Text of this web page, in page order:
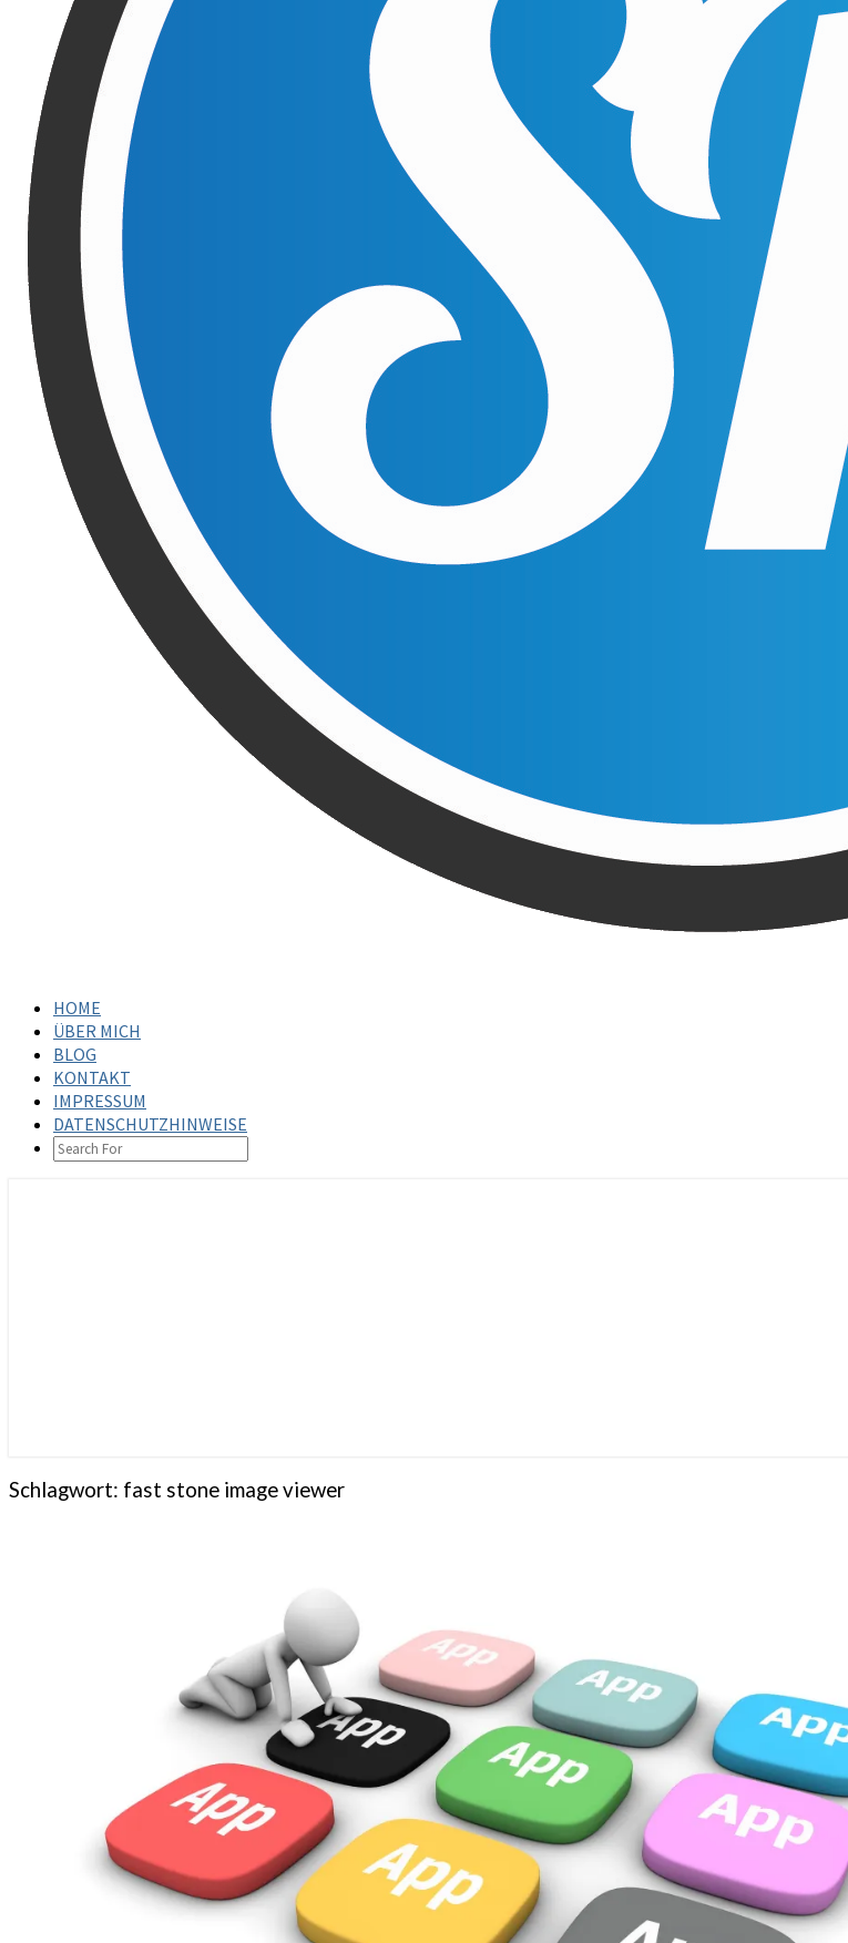
HOME
ÜBER MICH
BLOG
KONTAKT
IMPRESSUM
DATENSCHUTZHINWEISE
SEARCH
Schlagwort: fast stone image viewer